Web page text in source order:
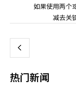
如果使用两个
减去关
上
热门新闻